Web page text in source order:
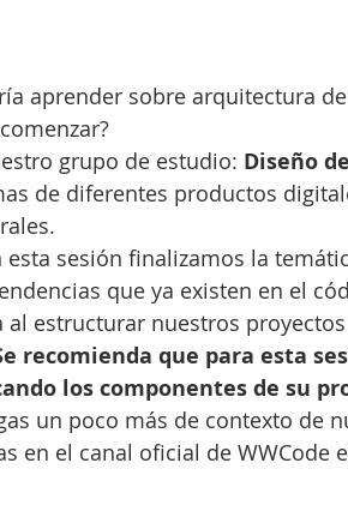
aprender sobre arquitectura
grupo de estudio: Diseño
de diferentes productos
esta sesión finalizamos la
que ya existen en el
al estructurar nuestros
recomienda que para esta
los componentes de su
un poco más de contexto de
en el canal oficial de WWCode